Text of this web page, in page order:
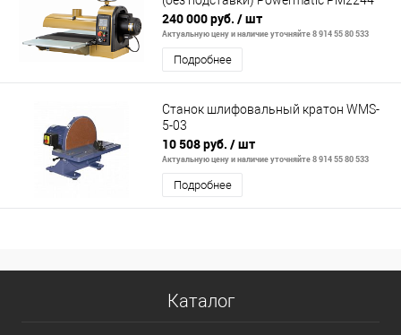
240 000 руб. / шт
Актуальную цену и наличие уточняйте 8 914 55 80 533
Подробнее
Станок шлифовальный кратон WMS-
5-03
10 508 руб. / шт
Актуальную цену и наличие уточняйте 8 914 55 80 533
Подробнее
Каталог